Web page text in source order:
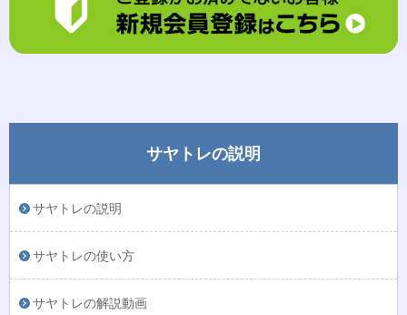
サヤトレの説明
サヤトレの説明
サヤトレの使い方
サヤトレの解説動画